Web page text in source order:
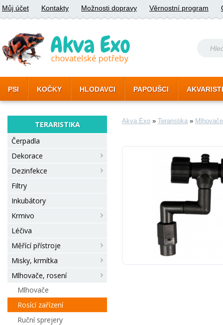
Můj účet Kontakty Možnosti dopravy Věrnostní program
PSI KOČKY HLODAVCI PAPOUŠCI
TERARISTIKA
Čerpadla
Dekorace
Dezinfekce
Filtry
Inkubátory
Krmivo
Léčiva
Měřící přístroje
Misky, krmítka
Mlhovače, rosení
Mlhovače
Rosící zařízení
Ruční sprejery
Akva Exo » Teraristika »